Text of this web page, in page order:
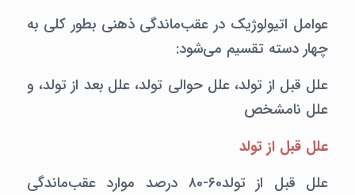
عوامل اتیولوژیک در عقب‌ماندگی ذهنی بطور کلی به
چهار دسته تقسیم می‌شود:
علل قبل از تولد، علل حوالی تولد، علل بعد از تولد، و
علل نامشخص
علل قبل از تولد
علل قبل از تولد۶۰-۸۰ درصد موارد عقب‌ماندگی